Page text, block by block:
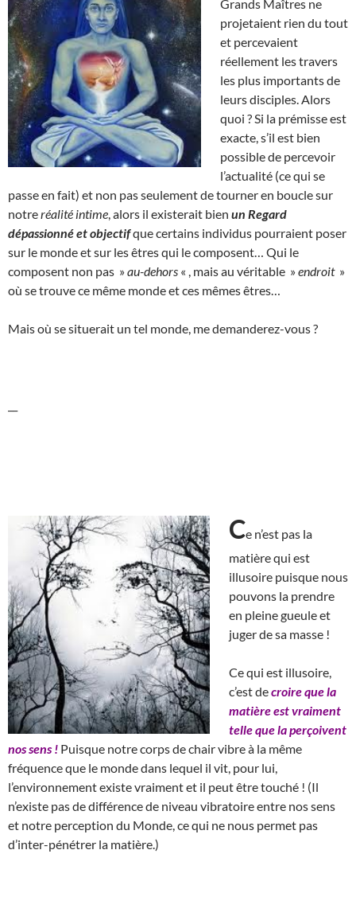
Grands Maîtres ne
projetaient rien du tout
et percevaient
réellement les travers
les plus importants de
leurs disciples. Alors
quoi ? Si la prémisse est
exacte, s’il est bien
possible de percevoir
l’actualité (ce qui se
passe en fait) et non pas seulement de tourner en boucle sur
notreréalité intime , alors il existerait bien un Regard
dépassionné et objectifque certains individus pourraient poser
sur le monde et sur les êtres qui le composent… Qui le
composent non pas »au-dehors « , mais au véritable »endroit »
où se trouve ce même monde et ces mêmes êtres…
Mais où se situerait un tel monde, me demanderez-vous ?
Ce n’est pas la
matière qui est
illusoire puisque nous
pouvons la prendre
en pleine gueule et
juger de sa masse !
Ce qui est illusoire,
c’est decroire que la
matière est vraiment
telle que la perçoivent
nos sens ! Puisque notre corps de chair vibre à la même
fréquence que le monde dans lequel il vit, pour lui,
l’environnement existe vraiment et il peut être touché ! (Il
n’existe pas de différence de niveau vibratoire entre nos sens
et notre perception du Monde, ce qui ne nous permet pas
d’inter-pénétrer la matière.)